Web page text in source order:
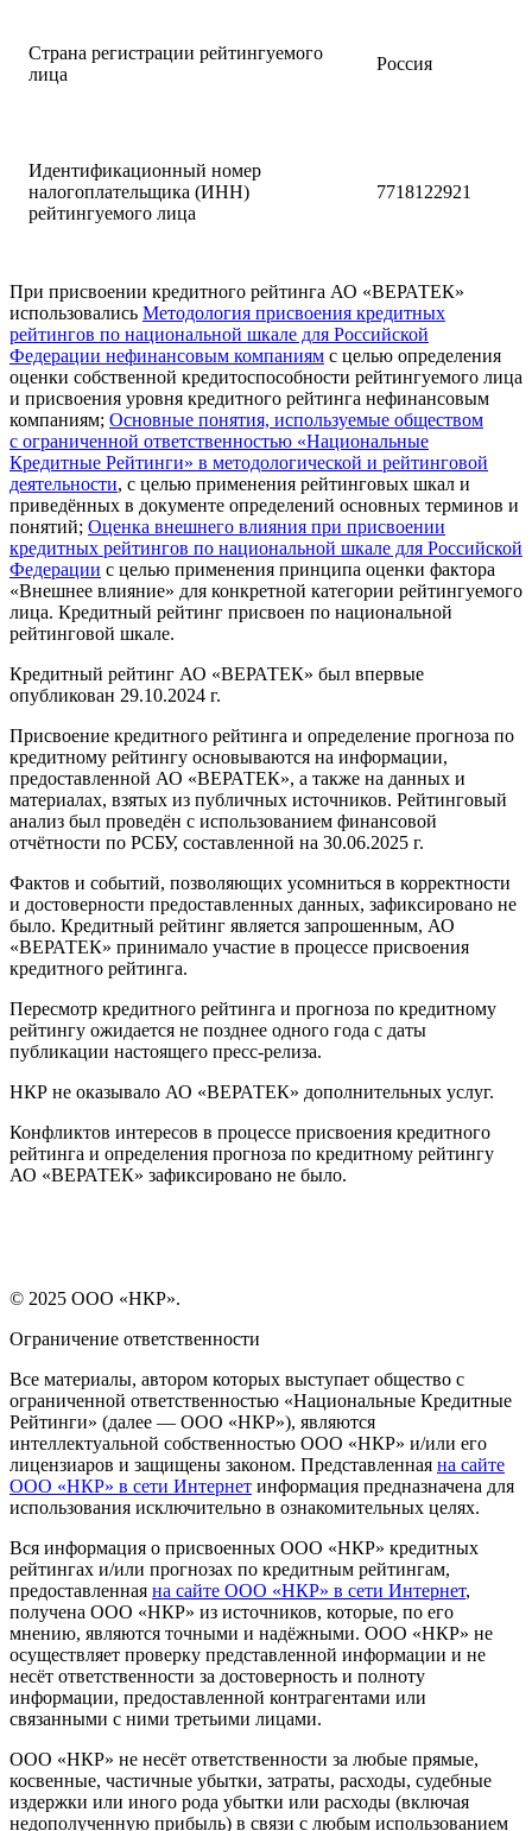
Страна регистрации рейтингуемого
лица
Россия
Идентификационный номер
налогоплательщика (ИНН)
рейтингуемого лица
7718122921
При присвоении кредитного рейтинга АО «ВЕРАТЕК»
использовались Методология присвоения кредитных
рейтингов по национальной шкале для Российской
Федерации нефинансовым компаниям с целью определения
оценки собственной кредитоспособности рейтингуемого лица
и присвоения уровня кредитного рейтинга нефинансовым
компаниям; Основные понятия, используемые обществом
с ограниченной ответственностью «Национальные
Кредитные Рейтинги» в методологической и рейтинговой
деятельности, с целью применения рейтинговых шкал и
приведённых в документе определений основных терминов и
понятий; Оценка внешнего влияния при присвоении
кредитных рейтингов по национальной шкале для Российской
Федерации с целью применения принципа оценки фактора
«Внешнее влияние» для конкретной категории рейтингуемого
лица. Кредитный рейтинг присвоен по национальной
рейтинговой шкале.
Кредитный рейтинг АО «ВЕРАТЕК» был впервые
опубликован 29.10.2024 г.
Присвоение кредитного рейтинга и определение прогноза по
кредитному рейтингу основываются на информации,
предоставленной АО «ВЕРАТЕК», а также на данных и
материалах, взятых из публичных источников. Рейтинговый
анализ был проведён с использованием финансовой
отчётности по РСБУ, составленной на 30.06.2025 г.
Фактов и событий, позволяющих усомниться в корректности
и достоверности предоставленных данных, зафиксировано не
было. Кредитный рейтинг является запрошенным, АО
«ВЕРАТЕК» принимало участие в процессе присвоения
кредитного рейтинга.
Пересмотр кредитного рейтинга и прогноза по кредитному
рейтингу ожидается не позднее одного года с даты
публикации настоящего пресс-релиза.
НКР не оказывало АО «ВЕРАТЕК» дополнительных услуг.
Конфликтов интересов в процессе присвоения кредитного
рейтинга и определения прогноза по кредитному рейтингу
АО «ВЕРАТЕК» зафиксировано не было.
© 2025 ООО «НКР».
Ограничение ответственности
Все материалы, автором которых выступает общество с
ограниченной ответственностью «Национальные Кредитные
Рейтинги» (далее — ООО «НКР»), являются
интеллектуальной собственностью ООО «НКР» и/или его
лицензиаров и защищены законом. Представленная на сайте
ООО «НКР» в сети Интернет информация предназначена для
использования исключительно в ознакомительных целях.
Вся информация о присвоенных ООО «НКР» кредитных
рейтингах и/или прогнозах по кредитным рейтингам,
предоставленная на сайте ООО «НКР» в сети Интернет,
получена ООО «НКР» из источников, которые, по его
мнению, являются точными и надёжными. ООО «НКР» не
осуществляет проверку представленной информации и не
несёт ответственности за достоверность и полноту
информации, предоставленной контрагентами или
связанными с ними третьими лицами.
ООО «НКР» не несёт ответственности за любые прямые,
косвенные, частичные убытки, затраты, расходы, судебные
издержки или иного рода убытки или расходы (включая
недополученную прибыль) в связи с любым использованием